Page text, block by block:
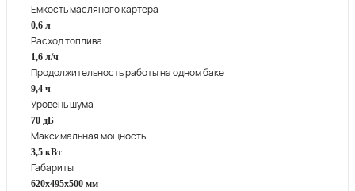
Емкость масляного картера
0,6 л
Расход топлива
1,6 л/ч
Продолжительность работы на одном баке
9,4 ч
Уровень шума
70 дБ
Максимальная мощность
3,5 кВт
Габариты
620х495х500 мм